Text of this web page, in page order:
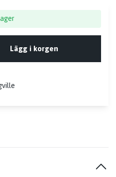
lager
Lägg i korgen